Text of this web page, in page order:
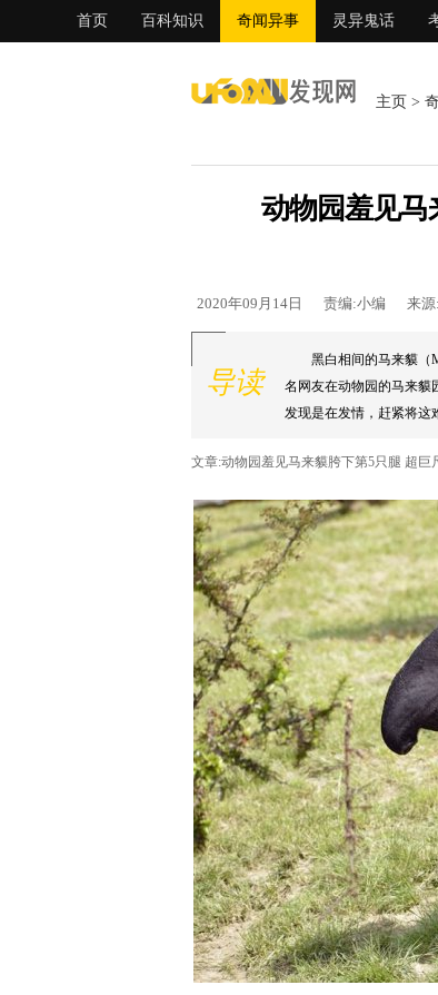
首页 百科知识 奇闻异事 灵异鬼话
主页 >
动物园羞见马
2020年09月14日 责编:小编 来源
导读
黑白相间的马来貘（
名网友在动物园的马来貘
发现是在发情，赶紧将这
文章:动物园羞见马来貘胯下第5只腿 超巨